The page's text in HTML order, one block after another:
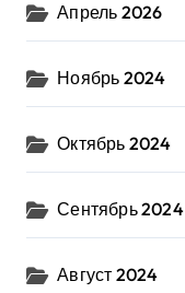
Апрель 2026
Ноябрь 2024
Октябрь 2024
Сентябрь 2024
Август 2024